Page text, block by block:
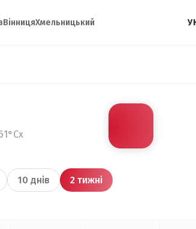
ВінницяХмельницький
10 днів 2 тижні